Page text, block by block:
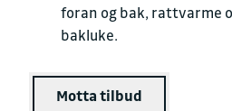
foran og bak, rattvarme
bakluke.
Motta tilbud